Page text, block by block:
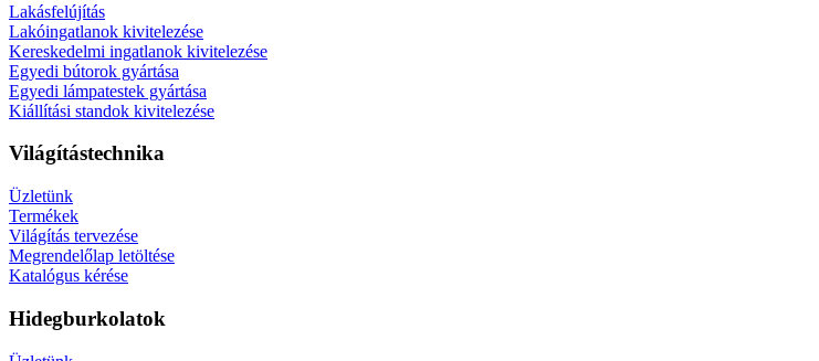
Lakásfelújítás
Lakóingatlanok kivitelezése
Kereskedelmi ingatlanok kivitelezése
Egyedi bútorok gyártása
Egyedi lámpatestek gyártása
Kiállítási standok kivitelezése
Világítástechnika
Üzletünk
Termékek
Világítás tervezése
Megrendelőlap letöltése
Katalógus kérése
Hidegburkolatok